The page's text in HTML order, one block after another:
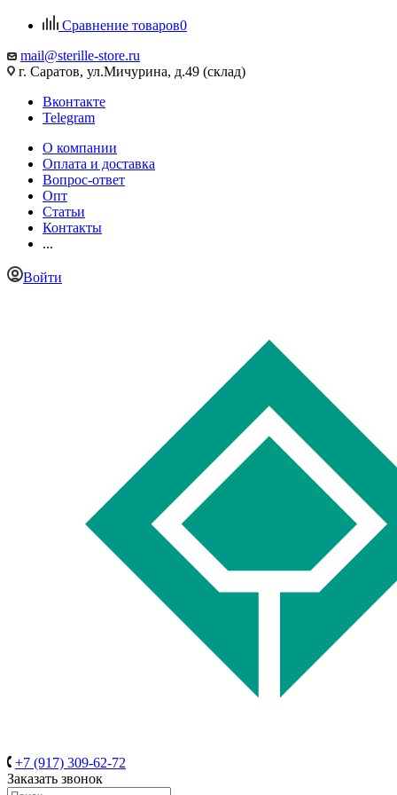
Сравнение товаров0
mail@sterille-store.ru
г. Саратов, ул.Мичурина, д.49 (склад)
Вконтакте
Telegram
О компании
Оплата и доставка
Вопрос-ответ
Опт
Статьи
Контакты
...
Войти
+7 (917) 309-62-72
Заказать звонок